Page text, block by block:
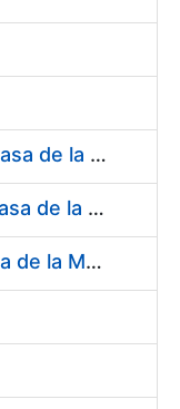
Conferencias en el Museo Casa de la Moneda 2005
Exposiciones en el Museo Casa de la Moneda 2005
Conciertos en el Museo Casa de la Moneda 2005